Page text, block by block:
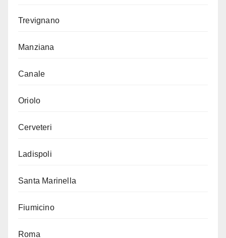
Trevignano
Manziana
Canale
Oriolo
Cerveteri
Ladispoli
Santa Marinella
Fiumicino
Roma